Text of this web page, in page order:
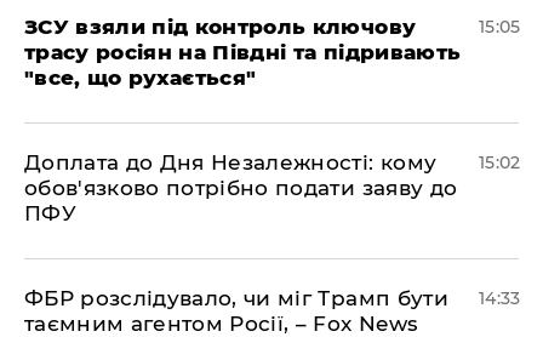
ЗСУ взяли під контроль ключову
трасу росіян на Півдні та підривають
"все, що рухається"
15:05
Доплата до Дня Незалежності: кому
обов'язково потрібно подати заяву до
ПФУ
15:02
ФБР розслідувало, чи міг Трамп бути
таємним агентом Росії, – Fox News
14:33